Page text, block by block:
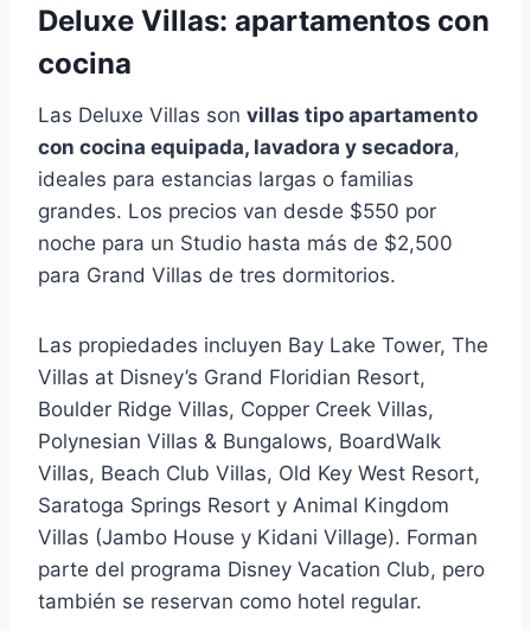
Deluxe Villas: apartamentos con
cocina
Las Deluxe Villas son villas tipo apartamento
con cocina equipada, lavadora y secadora,
ideales para estancias largas o familias
grandes. Los precios van desde $550 por
noche para un Studio hasta más de $2,500
para Grand Villas de tres dormitorios.
Las propiedades incluyen Bay Lake Tower, The
Villas at Disney’s Grand Floridian Resort,
Boulder Ridge Villas, Copper Creek Villas,
Polynesian Villas & Bungalows, BoardWalk
Villas, Beach Club Villas, Old Key West Resort,
Saratoga Springs Resort y Animal Kingdom
Villas (Jambo House y Kidani Village). Forman
parte del programa Disney Vacation Club, pero
también se reservan como hotel regular.